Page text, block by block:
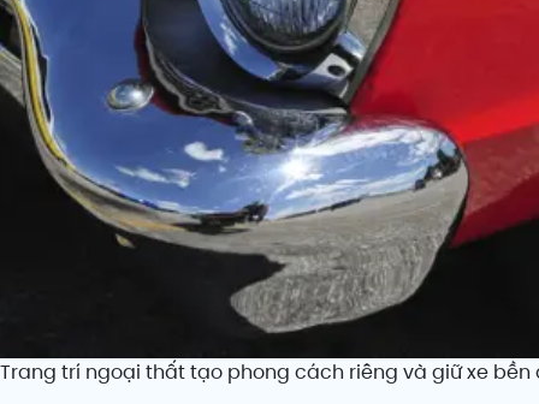
Trang trí ngoại thất tạo phong cách riêng và giữ xe bền